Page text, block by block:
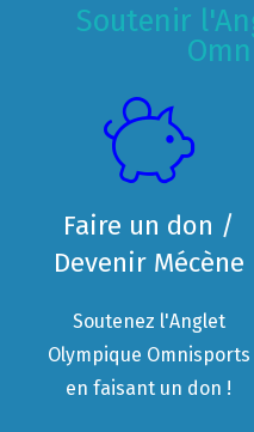
Soutenir
Faire un don /
Devenir Mécène
Soutenez l'Anglet
Olympique Omnisports
en faisant un don !